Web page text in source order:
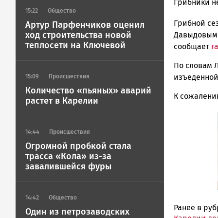
15:22 Общество
Артур Парфенчиков оценил
ход строительства новой
теплосети на Ключевой
15:09 Происшествия
Количество «пьяных» аварий
растет в Карелии
14:44 Происшествия
Огромной пробкой стала
трасса «Кола» из-за
завалившейся фуры
14:42 Общество
Один из петрозаводских
admintimur
и
Карелии
ГОВОРИТ
Грибники
Грибной
Давыдовым
сообщает
По словам
К
Ранее в